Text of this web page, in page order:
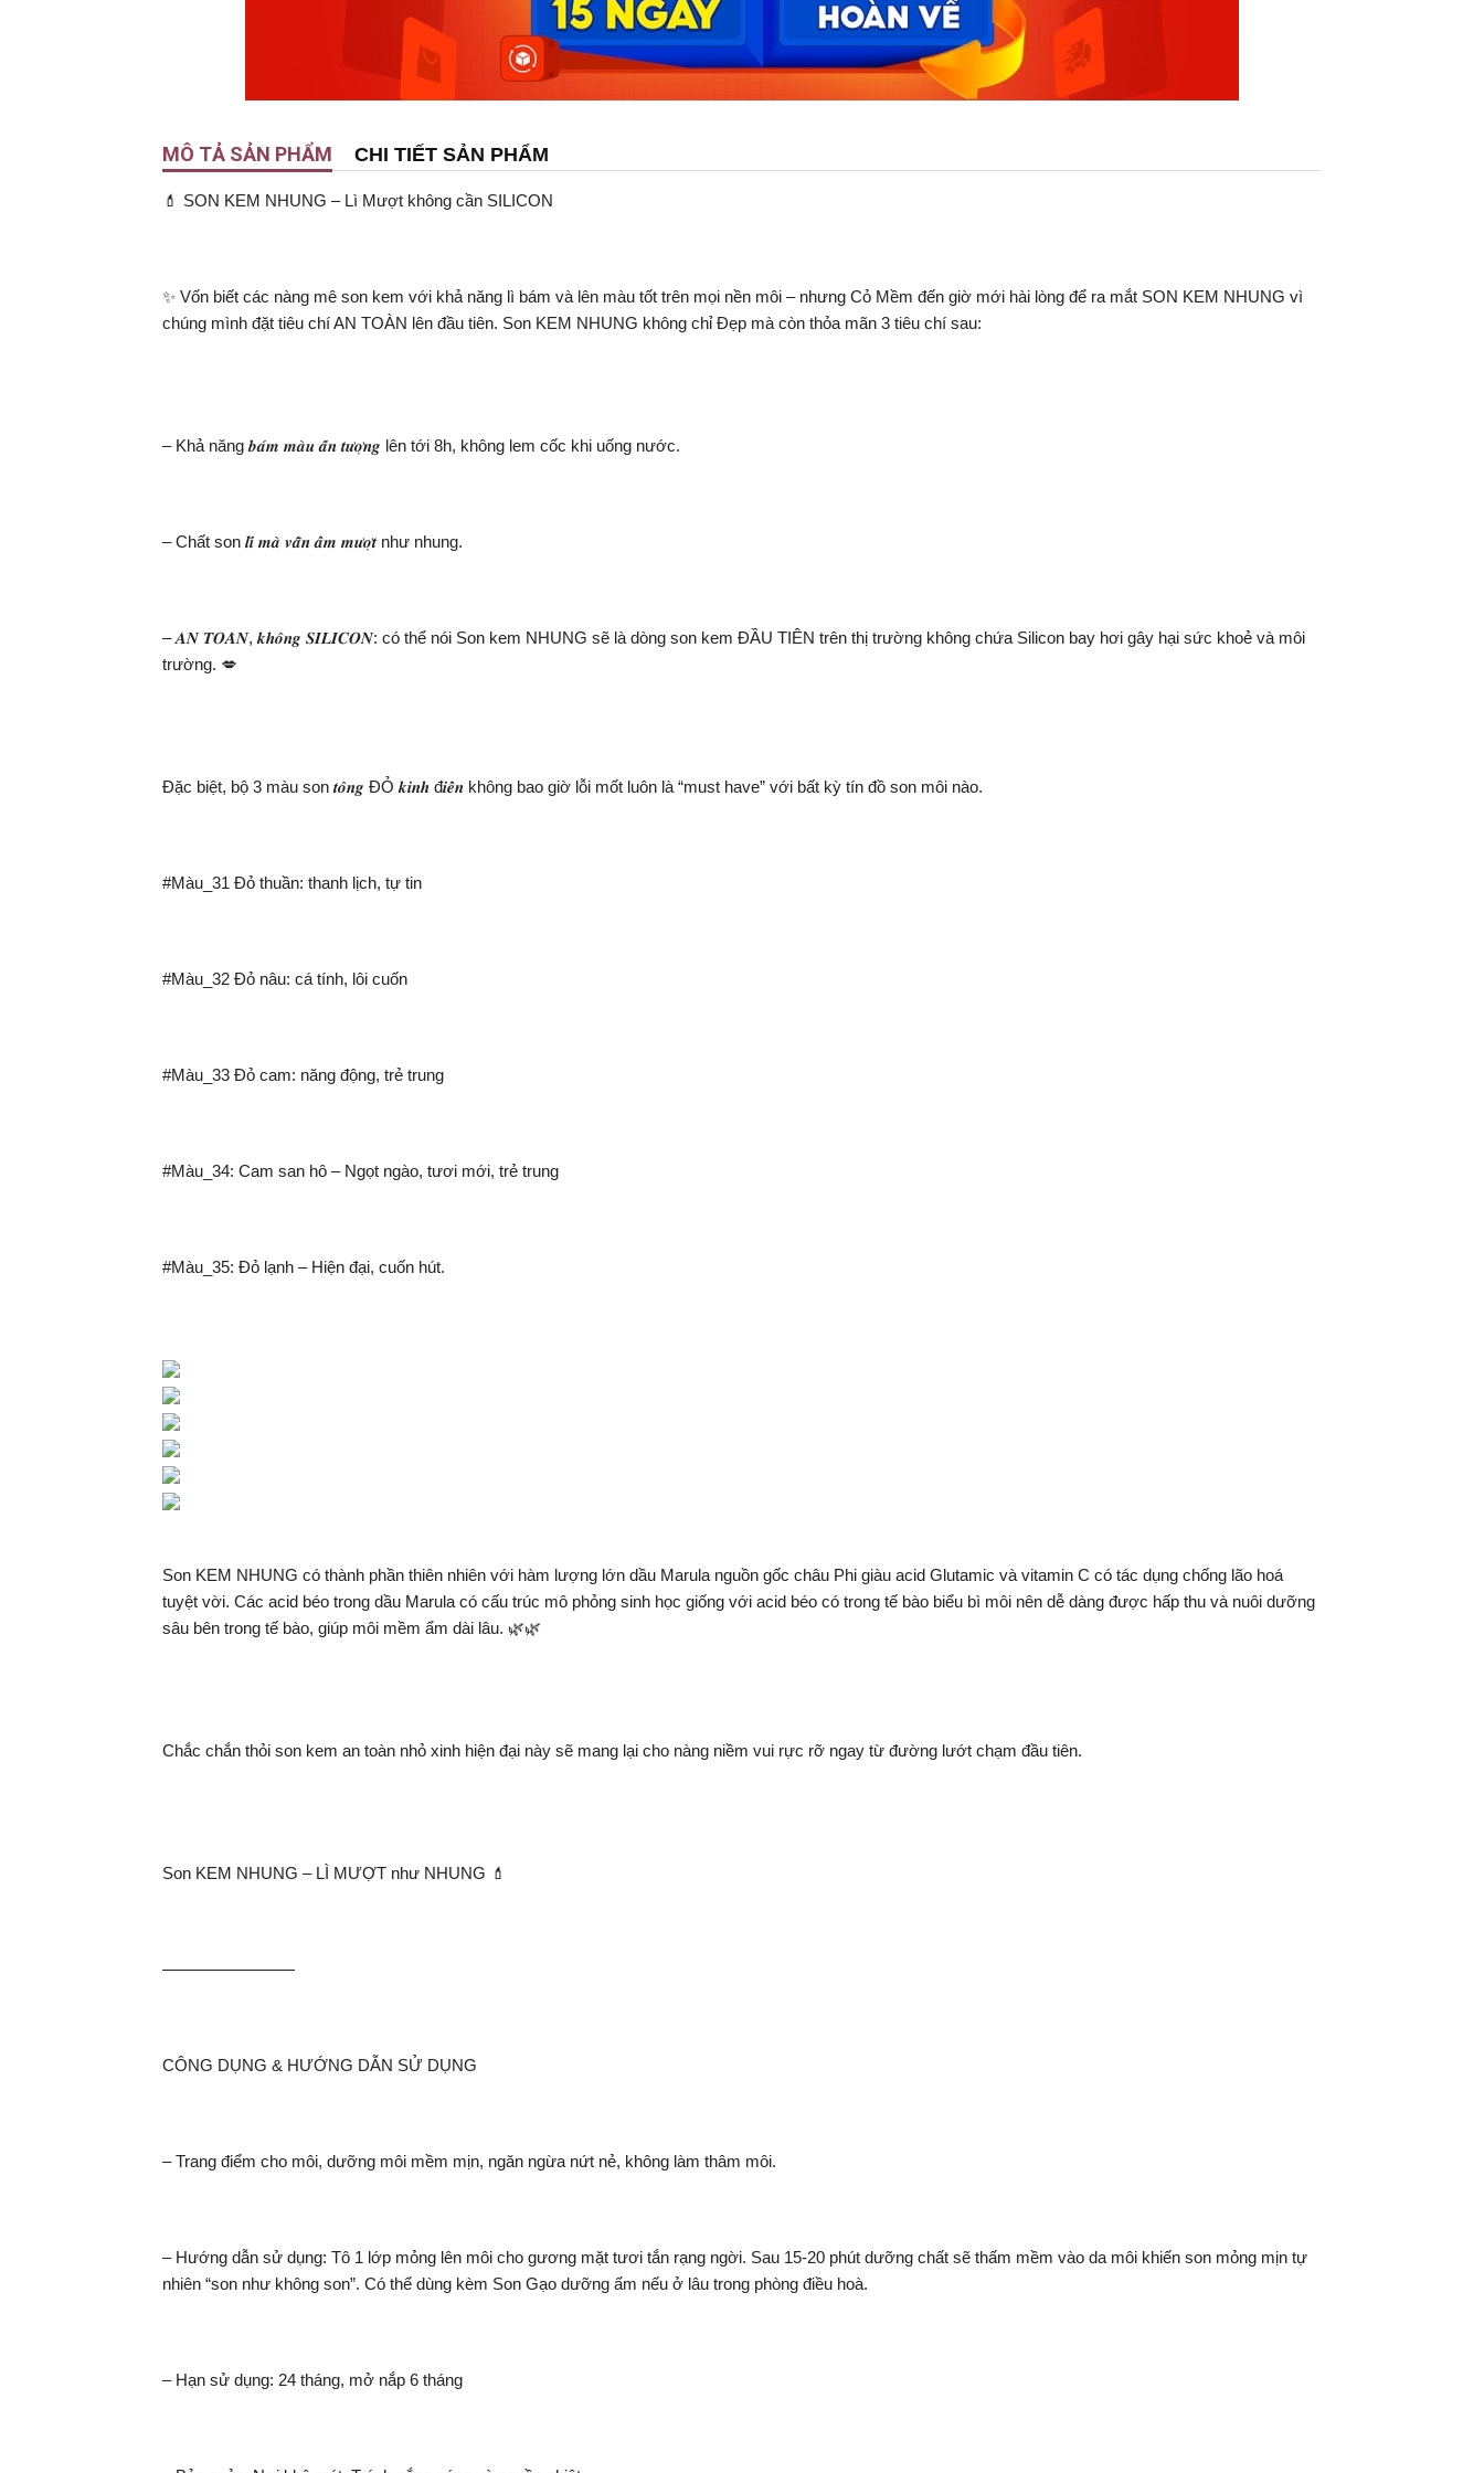
MÔ TẢ SẢN PHẨM CHI TIẾT SẢN PHẨM
💄 SON KEM NHUNG – Lì Mượt không cần SILICON
✨ Vốn biết các nàng mê son kem với khả năng lì bám và lên màu tốt trên mọi nền môi – nhưng Cỏ Mềm đến giờ mới hài lòng để ra mắt SON KEM NHUNG vì
chúng mình đặt tiêu chí AN TOÀN lên đầu tiên. Son KEM NHUNG không chỉ Đẹp mà còn thỏa mãn 3 tiêu chí sau:
– Khả năng 𝒃𝒂́𝒎 𝒎𝒂̀𝒖 𝒂̂́𝒏 𝒕𝒖̛𝒐̛̣𝒏𝒈 lên tới 8h, không lem cốc khi uống nước.
– Chất son 𝒍𝒊̀ 𝒎𝒂̀ 𝒗𝒂̂̃𝒏 𝒂̂̉𝒎 𝒎𝒖̛𝒐̛̣𝒕 như nhung.
– 𝑨𝑵 𝑻𝑶𝑨̀𝑵, 𝒌𝒉𝒐̂𝒏𝒈 𝑺𝑰𝑳𝑰𝑪𝑶𝑵: có thể nói Son kem NHUNG sẽ là dòng son kem ĐẦU TIÊN trên thị trường không chứa Silicon bay hơi gây hại sức khoẻ và môi
trường. 💋
Đặc biệt, bộ 3 màu son 𝒕𝒐̂𝒏𝒈 ĐỎ 𝒌𝒊𝒏𝒉 đ𝒊𝒆̂̉𝒏 không bao giờ lỗi mốt luôn là “must have” với bất kỳ tín đồ son môi nào.
#Màu_31 Đỏ thuần: thanh lịch, tự tin
#Màu_32 Đỏ nâu: cá tính, lôi cuốn
#Màu_33 Đỏ cam: năng động, trẻ trung
#Màu_34: Cam san hô – Ngọt ngào, tươi mới, trẻ trung
#Màu_35: Đỏ lạnh – Hiện đại, cuốn hút.
Son KEM NHUNG có thành phần thiên nhiên với hàm lượng lớn dầu Marula nguồn gốc châu Phi giàu acid Glutamic và vitamin C có tác dụng chống lão hoá
tuyệt vời. Các acid béo trong dầu Marula có cấu trúc mô phỏng sinh học giống với acid béo có trong tế bào biểu bì môi nên dễ dàng được hấp thu và nuôi dưỡng
sâu bên trong tế bào, giúp môi mềm ẩm dài lâu. 🌿🌿
Chắc chắn thỏi son kem an toàn nhỏ xinh hiện đại này sẽ mang lại cho nàng niềm vui rực rỡ ngay từ đường lướt chạm đầu tiên.
Son KEM NHUNG – LÌ MƯỢT như NHUNG 💄
————————
CÔNG DỤNG & HƯỚNG DẪN SỬ DỤNG
– Trang điểm cho môi, dưỡng môi mềm mịn, ngăn ngừa nứt nẻ, không làm thâm môi.
– Hướng dẫn sử dụng: Tô 1 lớp mỏng lên môi cho gương mặt tươi tắn rạng ngời. Sau 15-20 phút dưỡng chất sẽ thấm mềm vào da môi khiến son mỏng mịn tự
nhiên “son như không son”. Có thể dùng kèm Son Gạo dưỡng ẩm nếu ở lâu trong phòng điều hoà.
– Hạn sử dụng: 24 tháng, mở nắp 6 tháng